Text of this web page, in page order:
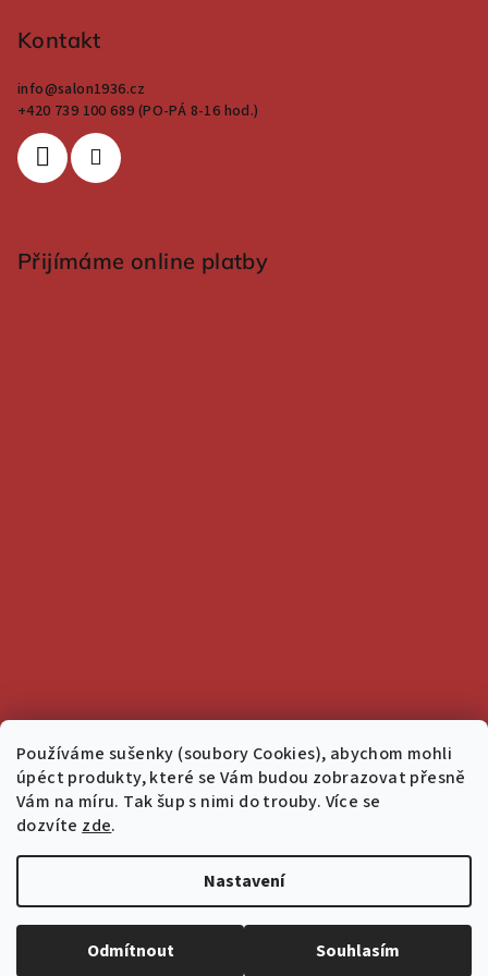
Používáme sušenky (soubory Cookies), abychom mohli
úpéct produkty, které se Vám budou zobrazovat přesně
Vám na míru. Tak šup s nimi do trouby. Více se
dozvíte zde.
Nastavení
Odmítnout Souhlasím
Kontakt
info@salon1936.cz
+420 739 100 689 (PO-PÁ 8-16 hod.)
Přijímáme online platby
nastavení cookies